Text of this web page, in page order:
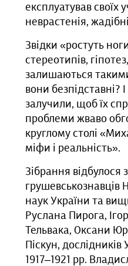
експлуатував своїх
неврастенія,
Звідки «ростуть
стереотипів,
залишаються
вони безпідставні?
залучили, щоб їх
проблеми жваво
круглому столі
міфи і реальність».
Зібрання відбулося
грушевськознавців
наук України та
Руслана Пирога,
Тельвака, Оксани
Піскун, дослідників
1917‒1921 рр.